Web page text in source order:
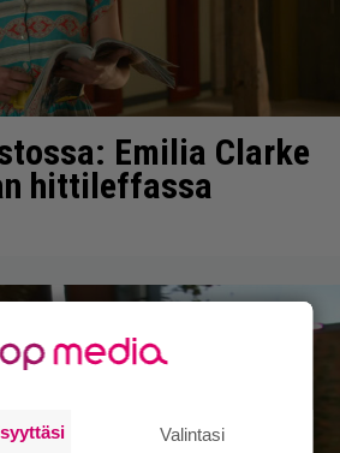
Emilia Clarke
hittileffassa
Valintasi